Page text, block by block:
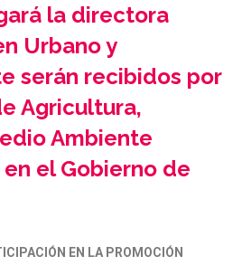
la directora
Urbano y
serán recibidos por
Agricultura,
Ambiente
el Gobierno de
EN LA PROMOCIÓN